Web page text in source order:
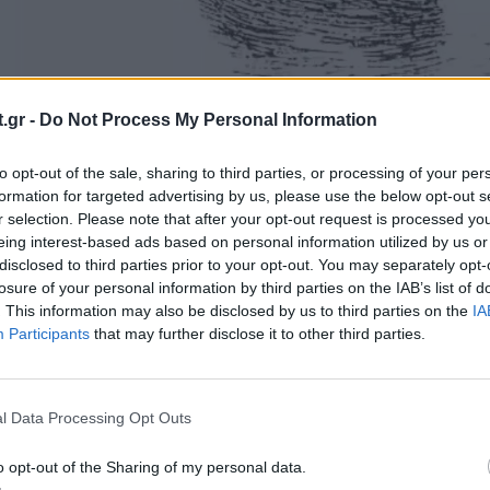
- Do Not Process My Personal Information
opt-out of the sale, sharing to third parties, or processing of your
for targeted advertising by us, please use the below opt-out
selection. Please note that after your opt-out request is processed
interest-based ads based on personal information utilized by us
to third parties prior to your opt-out. You may separately
of your personal information by third parties on the IAB’s list of
This information may also be disclosed by us to third parties on the
Participants that may further disclose it to other third parties.
Data Processing Opt Outs
opt-out of the Sharing of my personal data.
πάπια
να είναι πολύ ήρεμες στην επιφάνεια, αλλά
για να επιπλεύσουν και να προχωρήσουν
την πάπια, αυτό υποδηλώνει ότι μπορεί να
με τα υδρόβια πτηνά. Είστε αυτός που
επιφάνεια, δίνοντας την εικόνα ότι
σκέφτεστε έντονα μέσα σας. Είστε
σας δουλεύει συνέχεια,. αναλύοντας